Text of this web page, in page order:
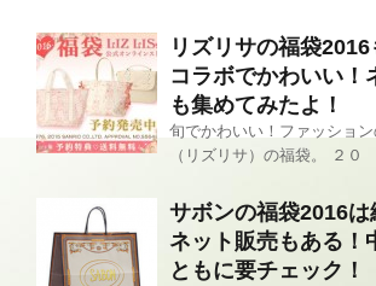
リズリサの福袋
コラボでかわいい！
も集めてみたよ！
旬でかわいい！ファッショ
（リズリサ）の福袋。 ２０
サボンの福袋2016は
ネット販売もある！
ともに要チェック！